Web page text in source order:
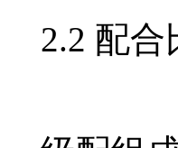
2.2 配合